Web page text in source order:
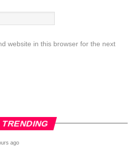
website in this browser for the next
TRENDING
ago